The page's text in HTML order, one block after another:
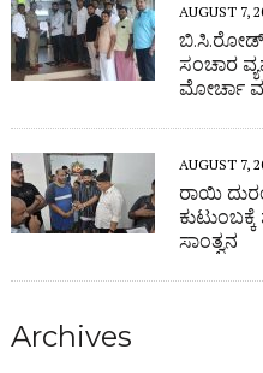
AUGUST 7,
ಬಿ.ಸಿ.ರೋಡ್
ಸಂಚಾರ
ಮೋರ್ಚಾ
AUGUST 7,
ರಾಯಿ
ಸಾಂತ್ವನ
Archives